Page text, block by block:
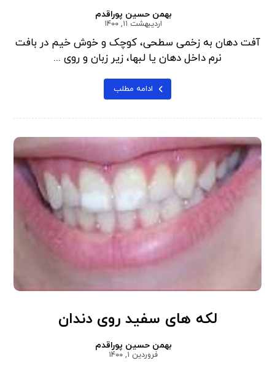
بهمن حسین پوراقدم
اردیبهشت ۱۱, ۱۴۰۰
آفت دهان به زخمی سطحی، کوچک و خوش خیم در بافت
نرم داخل دهان یا لبها، زیر زبان و روی ...
ادامه مطلب
لکه های سفید روی دندان
بهمن حسین پوراقدم
فروردین ۱, ۱۴۰۰